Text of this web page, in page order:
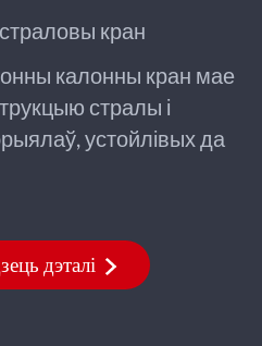
кран
калонны кран мае
стралы і
устойлівых да
дэталі